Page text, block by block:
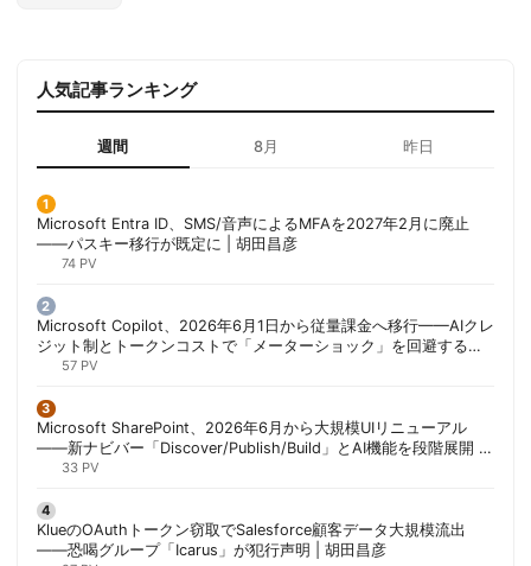
人気記事ランキング
週間 8月 昨日
Microsoft Entra ID、SMS/音声によるMFAを2027年2月に廃止
——パスキー移行が既定に | 胡田昌彦
74 PV
Microsoft Copilot、2026年6月1日から従量課金へ移行——AIクレ
ジット制とトークンコストで「メーターショック」を回避する方
法 | 胡田昌彦
57 PV
Microsoft SharePoint、2026年6月から大規模UIリニューアル
——新ナビバー「Discover/Publish/Build」とAI機能を段階展開 |
胡田昌彦
33 PV
KlueのOAuthトークン窃取でSalesforce顧客データ大規模流出
——恐喝グループ「Icarus」が犯行声明 | 胡田昌彦